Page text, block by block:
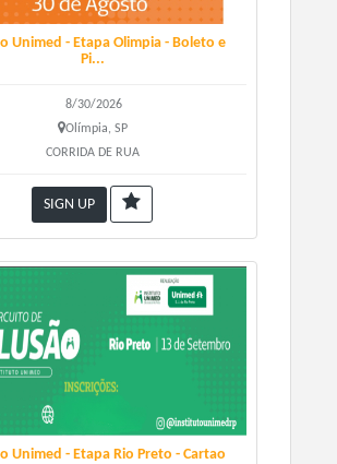
Unimed - Etapa Olimpia - Boleto e
Pi...
8/30/2026
Olímpia, SP
CORRIDA DE RUA
SIGN UP
Unimed - Etapa Rio Preto - Cartao